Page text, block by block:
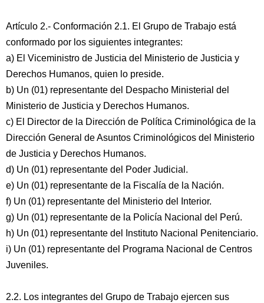
Artículo 2.- Conformación 2.1. El Grupo de Trabajo está
conformado por los siguientes integrantes:
a) El Viceministro de Justicia del Ministerio de Justicia y
Derechos Humanos, quien lo preside.
b) Un (01) representante del Despacho Ministerial del
Ministerio de Justicia y Derechos Humanos.
c) El Director de la Dirección de Política Criminológica de la
Dirección General de Asuntos Criminológicos del Ministerio
de Justicia y Derechos Humanos.
d) Un (01) representante del Poder Judicial.
e) Un (01) representante de la Fiscalía de la Nación.
f) Un (01) representante del Ministerio del Interior.
g) Un (01) representante de la Policía Nacional del Perú.
h) Un (01) representante del Instituto Nacional Penitenciario.
i) Un (01) representante del Programa Nacional de Centros
Juveniles.
2.2. Los integrantes del Grupo de Trabajo ejercen sus